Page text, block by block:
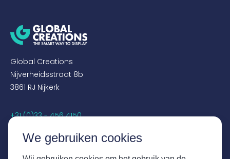
Global Creations
Nijverheidsstraat 8b
3861 RJ Nijkerk
+31 (0)33 - 456 4150
SOCIALS
We gebruiken cookies